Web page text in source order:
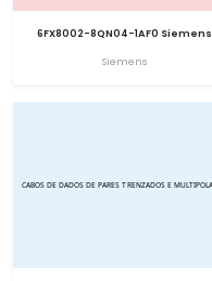
6FX8002-8QN04-1AF0 Siemens
Siemens